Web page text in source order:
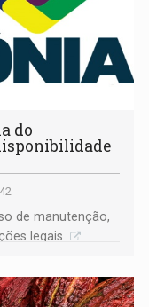
do
de manutenção,
legais